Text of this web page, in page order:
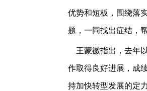
优势和短板，围绕落
题，一同找出症结，
王蒙徽指出，去年
作取得良好进展，成
持加快转型发展的定